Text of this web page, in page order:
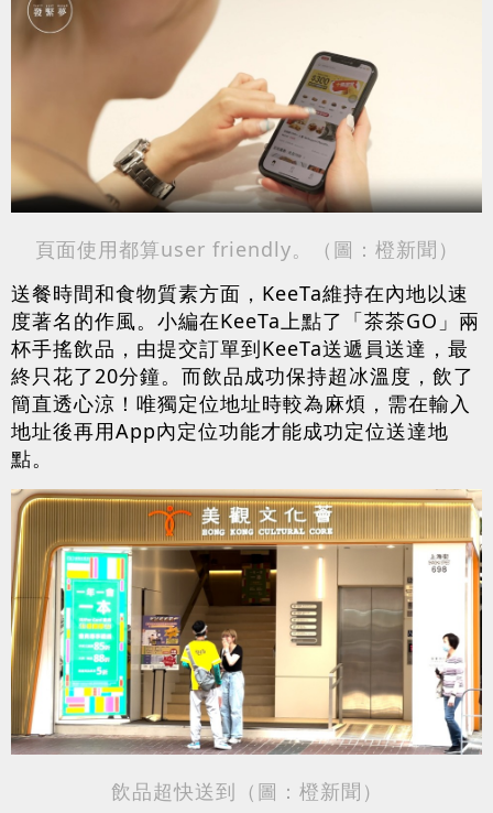
頁面使用都算user friendly。 （ 圖：橙新聞 ）
送餐時間和食物質素方面，KeeTa維持在內地以速
度著名的作風。小編在KeeTa上點了「茶茶GO」兩
杯手搖飲品，由提交訂單到KeeTa送遞員送達，最
終只花了20分鐘。而飲品成功保持超冰溫度，飲了
簡直透心涼！唯獨定位地址時較為麻煩，需在輸入
地址後再用App內定位功能才能成功定位送達地
點。
飲品超快送到（圖：橙新聞 ）